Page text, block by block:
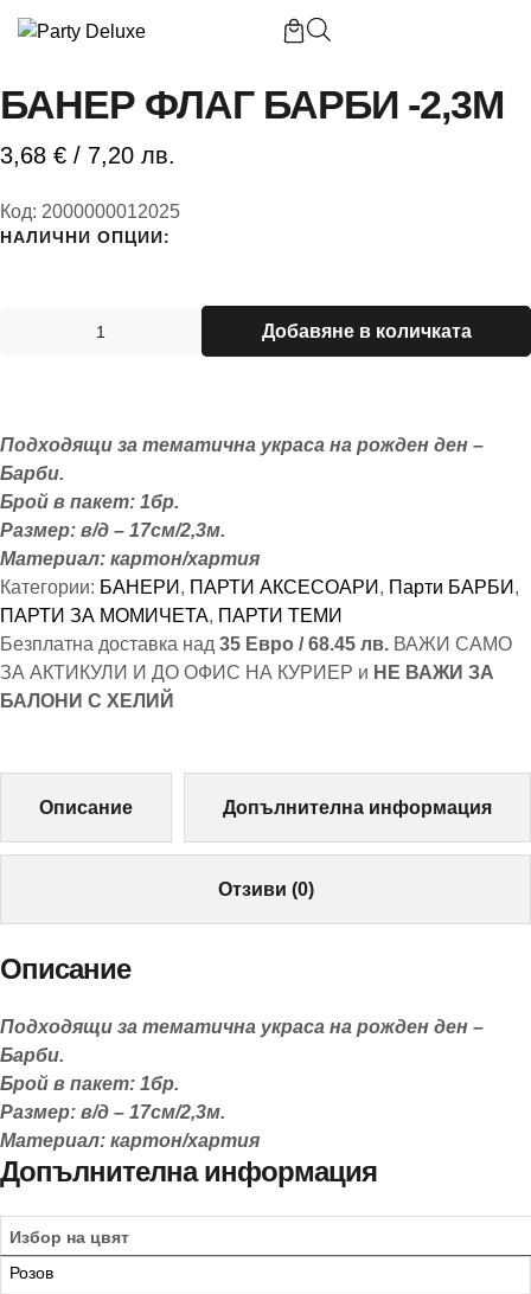
БАНЕР ФЛАГ БАРБИ -2,3М
3,68 € / 7,20 лв.
Код: 2000000012025
НАЛИЧНИ ОПЦИИ:
Добавяне в количката
Подходящи за тематична украса на рожден ден –
Барби.
Брой в пакет: 1бр.
Размер: в/д – 17см/2,3м.
Материал: картон/хартия
Категории: БАНЕРИ , ПАРТИ АКСЕСОАРИ , Парти БАРБИ ,
ПАРТИ ЗА МОМИЧЕТА, ПАРТИ ТЕМИ
Безплатна доставка над 35 Евро / 68.45 лв. ВАЖИ САМО
ЗА АКТИКУЛИ И ДО ОФИС НА КУРИЕР и НЕ ВАЖИ ЗА
БАЛОНИ С ХЕЛИЙ
Описание Допълнителна информация
Отзиви (0)
Описание
Подходящи за тематична украса на рожден ден –
Барби.
Брой в пакет: 1бр.
Размер: в/д – 17см/2,3м.
Материал: картон/хартия
Допълнителна информация
Избор на цвят
Розов